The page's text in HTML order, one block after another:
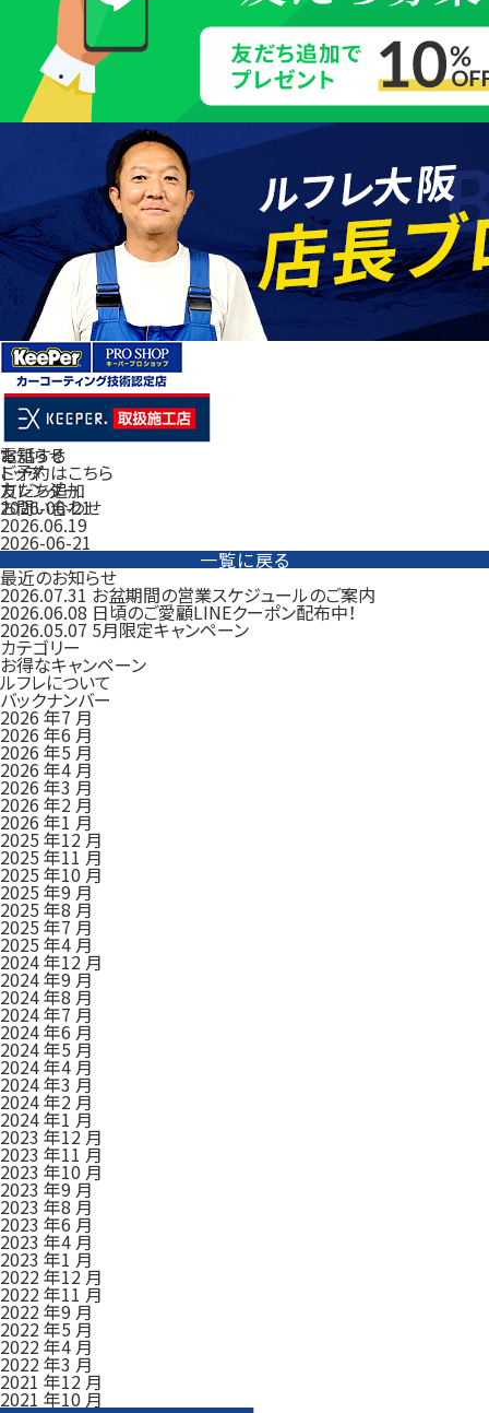
電話する
ご予約はこちら
友だち追加
お問い合わせ
お知らせ
トップ
カレンダー
2026-06-21
2026.06.19
2026-06-21
一覧に戻る
最近のお知らせ
2026.07.31 お盆期間の営業スケジュールのご案内
2026.06.08 日頃のご愛顧LINEクーポン配布中！
2026.05.07 5月限定キャンペーン
カテゴリー
お得なキャンペーン
ルフレについて
バックナンバー
2026 年7 月
2026 年6 月
2026 年5 月
2026 年4 月
2026 年3 月
2026 年2 月
2026 年1 月
2025 年12 月
2025 年11 月
2025 年10 月
2025 年9 月
2025 年8 月
2025 年7 月
2025 年4 月
2024 年12 月
2024 年9 月
2024 年8 月
2024 年7 月
2024 年6 月
2024 年5 月
2024 年4 月
2024 年3 月
2024 年2 月
2024 年1 月
2023 年12 月
2023 年11 月
2023 年10 月
2023 年9 月
2023 年8 月
2023 年6 月
2023 年4 月
2023 年1 月
2022 年12 月
2022 年11 月
2022 年9 月
2022 年5 月
2022 年4 月
2022 年3 月
2021 年12 月
2021 年10 月